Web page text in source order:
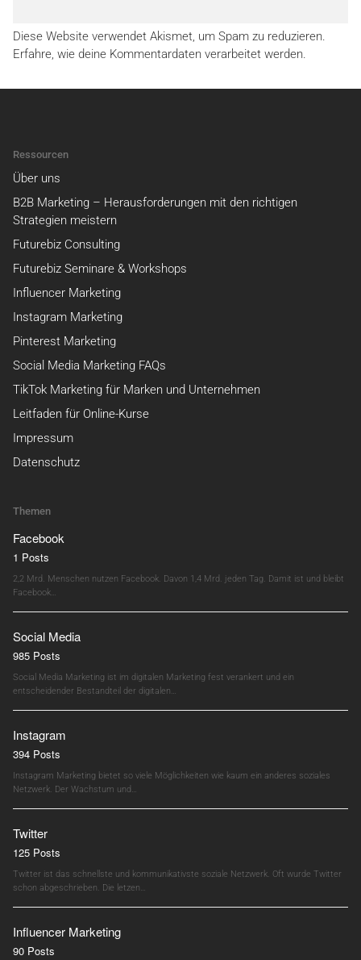
Diese Website verwendet Akismet, um Spam zu reduzieren.
Erfahre, wie deine Kommentardaten verarbeitet werden.
Ressourcen
Über uns
B2B Marketing – Herausforderungen mit den richtigen
Strategien meistern
Futurebiz Consulting
Futurebiz Seminare & Workshops
Influencer Marketing
Instagram Marketing
Pinterest Marketing
Social Media Marketing FAQs
TikTok Marketing für Marken und Unternehmen
Leitfaden für Online-Kurse
Impressum
Datenschutz
Themen
Facebook
1 Posts
2,2 Mrd. Menschen nutzen Facebook. Davon 1,4 Mrd. jeden Tag. Damit ist und bleibt
Facebook…
Social Media
985 Posts
Social Media Marketing ist im digitalen Marketing fest verankert und ein
entscheidender Bestandteil der digitalen…
Instagram
394 Posts
Instagram Marketing bietet so viele Möglichkeiten wie kaum ein anderes soziales
Netzwerk. Der Wachstum und…
Twitter
125 Posts
Twitter ist das schnellste und kommunikativste soziale Netzwerk. Oft wurde Twitter
schon abgeschrieben. Die letzen…
Influencer Marketing
90 Posts